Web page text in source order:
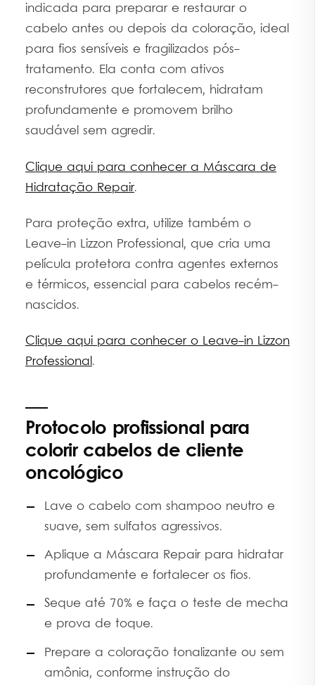
indicada para preparar e restaurar o
cabelo antes ou depois da coloração, ideal
para fios sensíveis e fragilizados pós-
tratamento. Ela conta com ativos
reconstrutores que fortalecem, hidratam
profundamente e promovem brilho
saudável sem agredir.
Clique aqui para conhecer a Máscara de
Hidratação Repair.
Para proteção extra, utilize também o
Leave-in Lizzon Professional, que cria uma
película protetora contra agentes externos
e térmicos, essencial para cabelos recém-
nascidos.
Clique aqui para conhecer o Leave-in Lizzon
Professional.
Protocolo profissional para
colorir cabelos de cliente
oncológico
Lave o cabelo com shampoo neutro e
suave, sem sulfatos agressivos.
Aplique a Máscara Repair para hidratar
profundamente e fortalecer os fios.
Seque até 70% e faça o teste de mecha
e prova de toque.
Prepare a coloração tonalizante ou sem
amônia, conforme instrução do